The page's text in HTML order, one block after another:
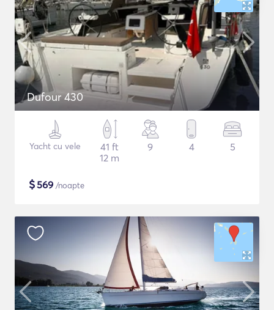
Dufour 430
Yacht cu vele
41 ft
12 m
9 4 5
$569 /noapte